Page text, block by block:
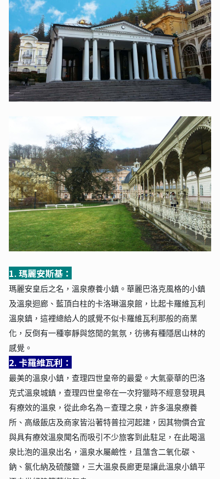
1. 瑪麗安斯基：
瑪麗安皇后之名，溫泉療養小鎮。華麗巴洛克風格的小鎮
及溫泉迴廊、藍頂白柱的卡洛琳溫泉館，比起卡羅維瓦利
溫泉鎮，這裡總給人的感覺不似卡羅維瓦利那般的商業
化，反倒有一種寧靜與悠閒的氣氛，彷彿有種隱居山林的
感覺。
2. 卡羅維瓦利：
最美的溫泉小鎮，查理四世皇帝的最愛。大氣豪華的巴洛
克式溫泉城鎮，查理四世皇帝在一次狩獵時不經意發現具
有療效的溫泉，從此命名為－查理之泉，許多溫泉療養
所、高級飯店及商家皆沿著特普拉河起建，因其物價合宜
與具有療效溫泉聞名而吸引不少旅客到此駐足，在此喝溫
泉比泡的溫泉出名，溫泉水屬鹼性，且薀含二氧化碳、
鈉、氯化納及硫酸鹽，三大溫泉長廊更是讓此溫泉小鎮平